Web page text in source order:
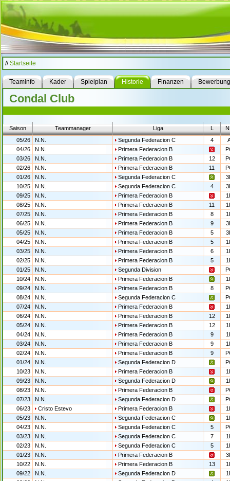
//Startseite
Teaminfo Kader Spielplan Historie Finanzen Bewerbung
Condal Club
Saison Teammanager Liga L
05/26
N.N. Segunda Federacion C 4
04/26
N.N. Primera Federacion B
03/26
N.N. Primera Federacion B 12
02/26
N.N. Primera Federacion B 11
01/26
N.N. Segunda Federacion C
10/25
N.N. Segunda Federacion C 4
09/25
N.N. Primera Federacion B
08/25
N.N. Primera Federacion B 11
07/25
N.N. Primera Federacion B 8
06/25
N.N. Primera Federacion B 9
05/25
N.N. Primera Federacion B 5
04/25
N.N. Primera Federacion B 5
03/25
N.N. Primera Federacion B 6
02/25
N.N. Primera Federacion B 5
01/25
N.N. Segunda Division
10/24
N.N. Primera Federacion B
09/24
N.N. Primera Federacion B 8
08/24
N.N. Segunda Federacion C
07/24
N.N. Primera Federacion B
06/24
N.N. Primera Federacion B 12
05/24
N.N. Primera Federacion B 12
04/24
N.N. Primera Federacion B 9
03/24
N.N. Primera Federacion B 9
02/24
N.N. Primera Federacion B 9
01/24
N.N. Segunda Federacion D
10/23
N.N. Primera Federacion B
09/23
N.N. Segunda Federacion D
08/23
N.N. Primera Federacion B
07/23
N.N. Segunda Federacion D
06/23
Cristo Estevo Primera Federacion B
05/23
N.N. Segunda Federacion C
04/23
N.N. Segunda Federacion C 5
03/23
N.N. Segunda Federacion C 7
02/23
N.N. Segunda Federacion C 5
01/23
N.N. Primera Federacion B
10/22
N.N. Primera Federacion B 13
09/22
N.N. Segunda Federacion D